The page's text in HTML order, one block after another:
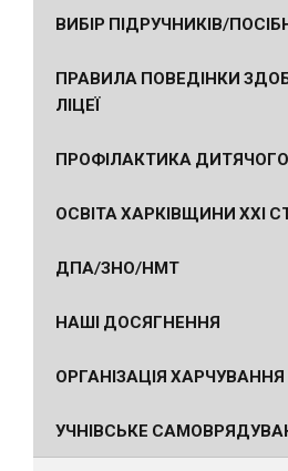
ВИБІР ПІДРУЧНИКІВ/
ПРАВИЛА ПОВЕДІНКИ
ЛІЦЕЇ
ПРОФІЛАКТИКА
ОСВІТА ХАРКІВЩИНИ ХХІ
ДПА/ЗНО/НМТ
НАШІ ДОСЯГНЕННЯ
ОРГАНІЗАЦІЯ ХАРЧУВАННЯ
УЧНІВСЬКЕ